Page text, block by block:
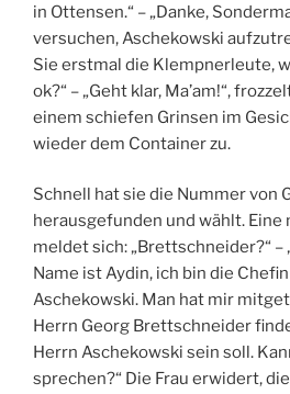
in Ottensen.“ – „Danke,
versuchen, Aschekowski
Sie erstmal die Klempnerleute,
ok?“ – „Geht klar, Ma’am!“,
einem schiefen Grinsen im
wieder dem Container zu.
Schnell hat sie die Nummer von
herausgefunden und wählt.
meldet sich: „Brettschneider?“ –
Name ist Aydin, ich bin die
Aschekowski. Man hat mir
Herrn Georg Brettschneider
Herrn Aschekowski sein soll.
sprechen?“ Die Frau erwidert,